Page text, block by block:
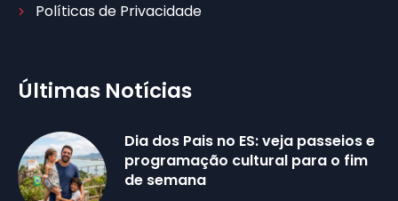
Políticas de Privacidade
Últimas Notícias
Dia dos Pais no ES: veja passeios e
programação cultural para o fim
de semana